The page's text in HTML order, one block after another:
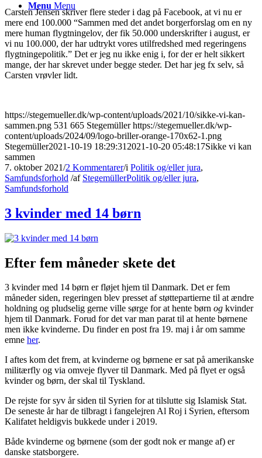
Menu Menu
Carsten Jensen skriver flere steder i dag på Facebook, at vi nu er
mere end 100.000 “Sammen med det andet borgerforslag om en ny
mere human flygtningelov, der fik 50.000 underskrifter i august, er
vi nu 100.000, der har udtrykt vores utilfredshed med regeringens
flygtningepolitik.” Det er jeg nu ikke enig i, for der er helt sikkert
mange, der har skrevet under begge steder. Det har jeg fx selv, så
Carsten vrøvler lidt.
https://stegemueller.dk/wp-content/uploads/2021/10/sikke-vi-kan-
sammen.png 531 665 Stegemüller https://stegemueller.dk/wp-
content/uploads/2024/09/logo-briller-orange-170x62-1.png
Stegemüller2021-10-19 18:29:31 2021-10-20 05:48:17Sikke vi kan
sammen
7. oktober 2021/2 Kommentarer/i Politik og/eller jura,
Samfundsforhold /af StegemüllerPolitik og/eller jura,
Samfundsforhold
3 kvinder med 14 børn
Efter fem måneder skete det
3 kvinder med 14 børn er fløjet hjem til Danmark. Det er fem
måneder siden, regeringen blev presset af støttepartierne til at ændre
holdning og pludselig gerne ville sørge for at hente børn og kvinder
hjem til Danmark. Forud for det var man parat til at hente børnene
men ikke kvinderne. Du finder en post fra 19. maj i år om samme
emne her.
I aftes kom det frem, at kvinderne og børnene er sat på amerikanske
militærfly og via omveje flyver til Danmark. Med på flyet er også
kvinder og børn, der skal til Tyskland.
De rejste for syv år siden til Syrien for at tilslutte sig Islamisk Stat.
De seneste år har de tilbragt i fangelejren Al Roj i Syrien, eftersom
Kalifatet heldigvis bukkede under i 2019.
Både kvinderne og børnene (som der godt nok er mange af) er
danske statsborgere.